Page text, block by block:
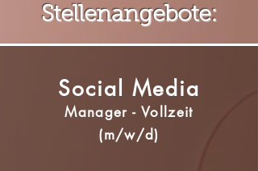
Stellenangebote:
Social Media
Manager - Vollzeit
(m/w/d)